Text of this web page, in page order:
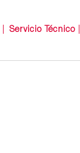
Servicio Técnico